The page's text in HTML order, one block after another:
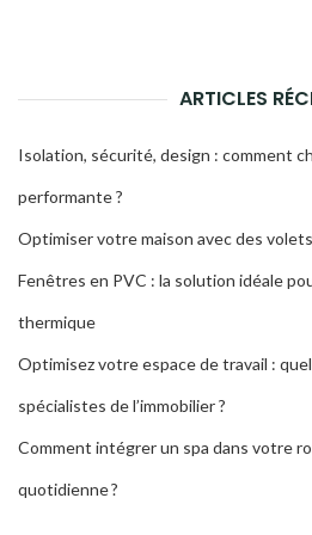
ARTICLES
Isolation, sécurité, design : comment
performante ?
Optimiser votre maison avec des
Fenêtres en PVC : la solution idéale
thermique
Optimisez votre espace de travail :
spécialistes de l’immobilier ?
Comment intégrer un spa dans votre
quotidienne ?